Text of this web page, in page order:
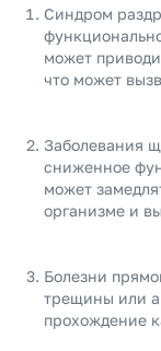
Синдром
может
что может
Заболевания
сниженное
может
организме и
Болезни
трещины или
прохождение